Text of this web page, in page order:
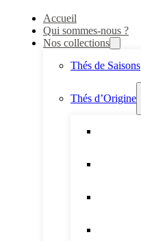
Accueil
Qui sommes-nous ?
Nos collections
Thés de Saisons
Thés d’Origine